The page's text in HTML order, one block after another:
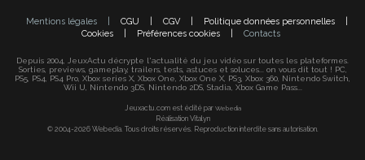
Mentions légales CGU CGV Politique données personnelles
Cookies
Préférences cookies Contacts
Depuis 2004, JeuxActu décrypte l'actualité du jeu vidéo sur toutes les plateformes.
Sorties, previews, gameplay, trailers, tests, astuces et soluces... on vous dit tout ! PC,
PS5, PS4, PS4 Pro, Xbox series X, Xbox One, Xbox One X, PS3, Xbox 360, Nintendo Switch,
Wii U, Nintendo 3DS, Nintendo 2DS, Stadia, Xbox Game Pass...
Jeuxactu.com est édité par Webedia
Réalisation Vitalyn
© 2004-2026 Webedia. Tous droits réservés. Reproduction interdite sans autorisation.